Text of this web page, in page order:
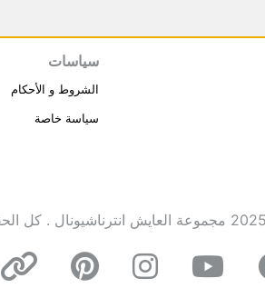
سياسات
الشروط و الأحكام
سياسة خاصة